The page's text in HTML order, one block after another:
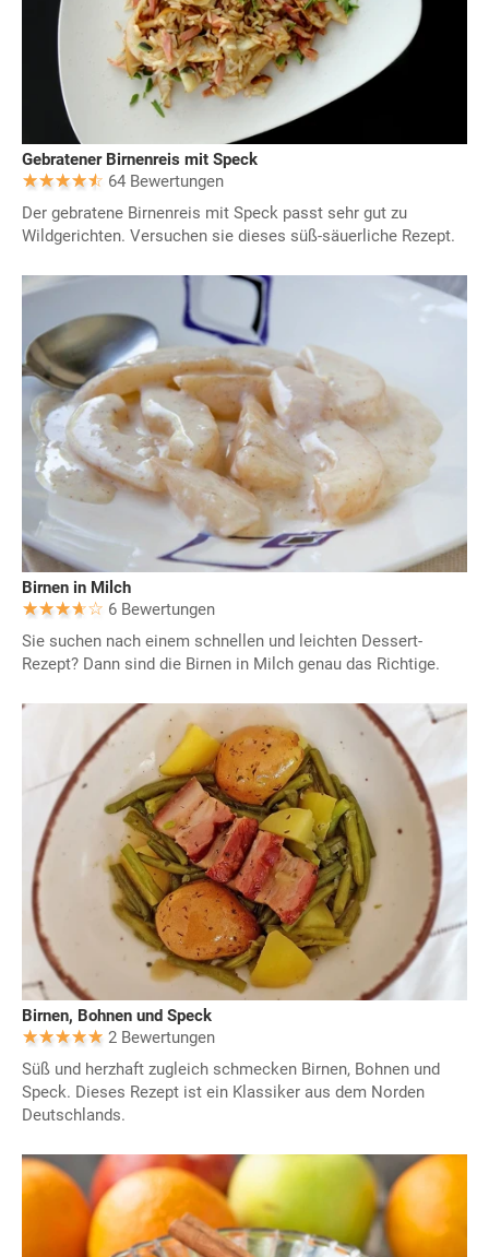
Gebratener Birnenreis mit Speck
64 Bewertungen
Der gebratene Birnenreis mit Speck passt sehr gut zu
Wildgerichten. Versuchen sie dieses süß-säuerliche Rezept.
Birnen in Milch
6 Bewertungen
Sie suchen nach einem schnellen und leichten Dessert-
Rezept? Dann sind die Birnen in Milch genau das Richtige.
Birnen, Bohnen und Speck
2 Bewertungen
Süß und herzhaft zugleich schmecken Birnen, Bohnen und
Speck. Dieses Rezept ist ein Klassiker aus dem Norden
Deutschlands.